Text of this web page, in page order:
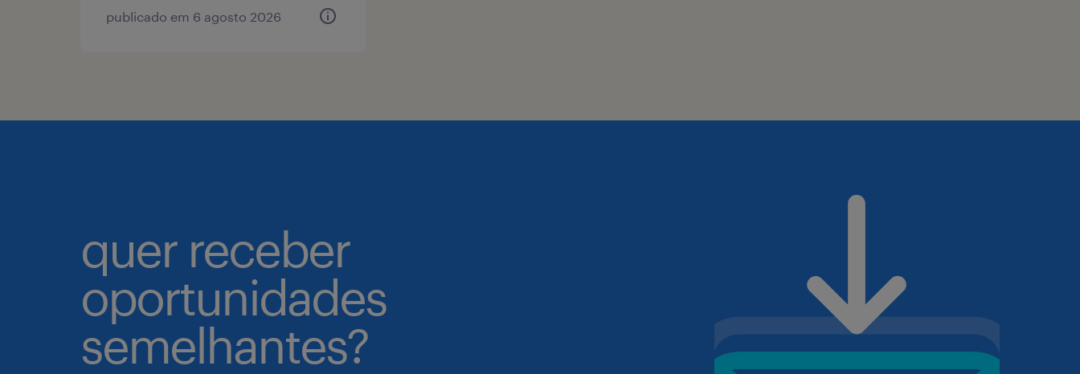
publicado em 6 agosto 2026
quer receber
oportunidades
semelhantes?